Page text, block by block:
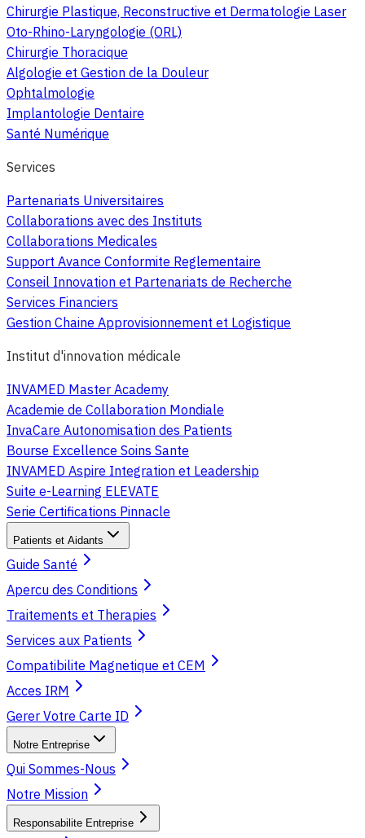
Chirurgie Plastique, Reconstructive et Dermatologie Laser
Oto-Rhino-Laryngologie (ORL)
Chirurgie Thoracique
Algologie et Gestion de la Douleur
Ophtalmologie
Implantologie Dentaire
Santé Numérique
Services
Partenariats Universitaires
Collaborations avec des Instituts
Collaborations Medicales
Support Avance Conformite Reglementaire
Conseil Innovation et Partenariats de Recherche
Services Financiers
Gestion Chaine Approvisionnement et Logistique
Institut d'innovation médicale
INVAMED Master Academy
Academie de Collaboration Mondiale
InvaCare Autonomisation des Patients
Bourse Excellence Soins Sante
INVAMED Aspire Integration et Leadership
Suite e-Learning ELEVATE
Serie Certifications Pinnacle
Patients et Aidants
Guide Santé
Apercu des Conditions
Traitements et Therapies
Services aux Patients
Compatibilite Magnetique et CEM
Acces IRM
Gerer Votre Carte ID
Notre Entreprise
Qui Sommes-Nous
Notre Mission
Responsabilite Entreprise